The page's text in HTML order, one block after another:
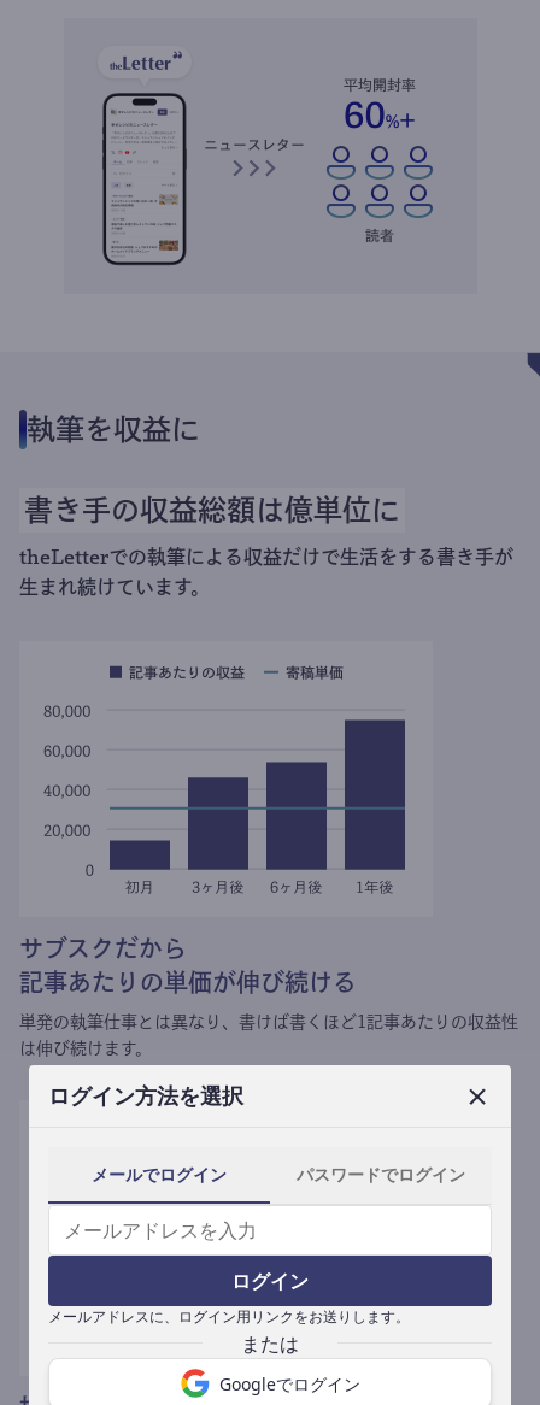
ログイン方法を選択
メールでログイン パスワードでログイン
ログイン
メールアドレスに、ログイン用リンクをお送りします。
Googleでログイン
執筆を収益に
書き手の収益総額は億単位に
theLetterでの執筆による収益だけで生活をする書き手が
生まれ続けています。
サブスクだから
記事あたりの単価が伸び続ける
単発の執筆仕事とは異なり、 書けば書くほど1記事あたりの収益性
は伸び続けます。